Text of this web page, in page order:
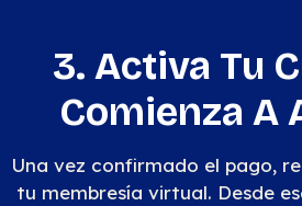
3. Activa Tu
Comienza A
Una vez confirmado el pago,
tu membresía virtual. Desde